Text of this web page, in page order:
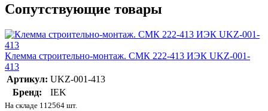
Сопутствующие товары
Клемма строительно-монтаж. СМК 222-413 ИЭК UKZ-001-
413
Артикул: UKZ-001-413
Бренд:
IEK
На складе 112564 шт.